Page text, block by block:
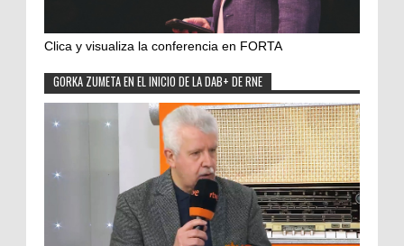
Clica y visualiza la conferencia en FORTA
GORKA ZUMETA EN EL INICIO DE LA DAB+ DE RNE